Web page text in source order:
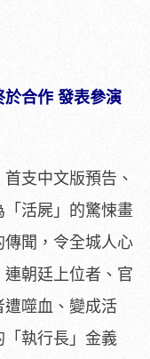
於合作 發表參演
支中文版預告、
活屍」的驚悚畫
聞，令全城人心
朝廷上位者、官
遭噬血、變成活
「執行長」金義